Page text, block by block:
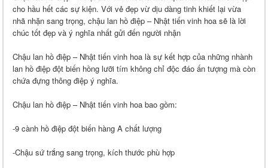
cho hầu hết các sự kiện. Với vẻ đẹp vừ dịu dàng tinh khiết lại vừa
nhã nhặn sang trọng, chậu lan hồ điệp – Nhật tiến vinh hoa sẽ là lời
chúc tốt đẹp và ý nghĩa nhất gửi đến người nhận
Chậu lan hồ điệp – Nhật tiến vinh hoa là sự kết hợp của những nhành
lan hồ điệp đột biến hồng lưỡi tím không chỉ độc đáo ấn tượng mà còn
chứa đựng thông điệp ý nghĩa.
Chậu lan hồ điệp – Nhật tiến vinh hoa bao gồm:
-9 cành hồ điệp đột biến hàng A chất lượng
-Chậu sứ trắng sang trọng, kích thước phù hợp